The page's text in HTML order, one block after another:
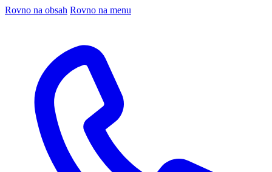
Rovno na obsah Rovno na menu